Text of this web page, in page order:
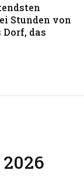
Stunden von
das